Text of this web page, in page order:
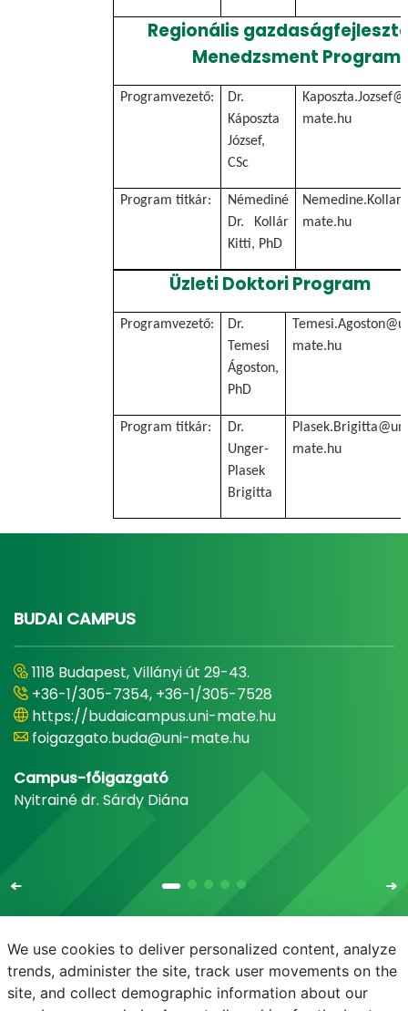
Regionális
Menedzsment Program
Programvezető:
Dr.
Káposzta
József,
CSc
mate.hu
Program titkár:
Némediné
Dr. Kollár
Kitti, PhD
mate.hu
Üzleti Doktori Program
Programvezető:
Dr.
Temesi
Ágoston,
PhD
mate.hu
Program titkár:
Dr.
Unger-
Plasek
Brigitta
mate.hu
BUDAI CAMPUS
1118 Budapest, Villányi út 29-43.
+36-1/305-7354, +36-1/305-7528
https://budaicampus.uni-mate.hu
foigazgato.buda@uni-mate.hu
Campus-főigazgató
Nyitrainé dr. Sárdy Diána
E-mail Telefonkönyv NEPTUN E-learning
We use cookies to deliver personalized content, analyze
trends, administer the site, track user movements on the
site, and collect demographic information about our